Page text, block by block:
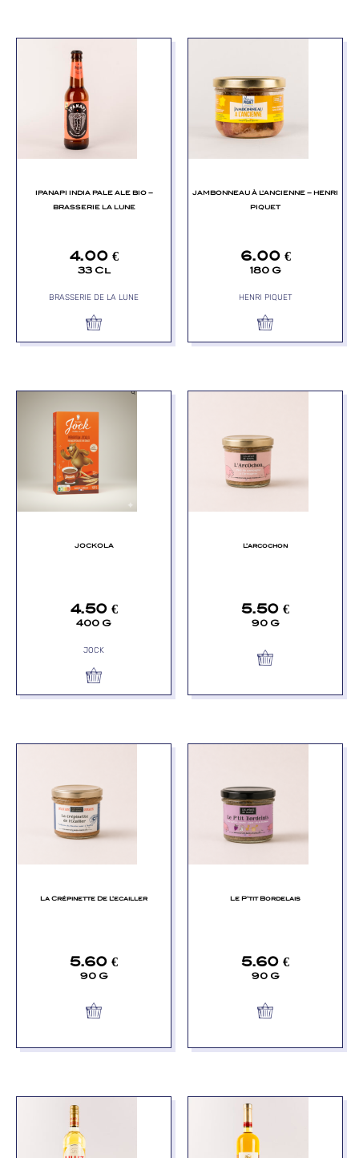
IPANAPI INDIA PALE ALE BIO –
BRASSERIE LA LUNE
4.00 €
33 Cl
BRASSERIE DE LA LUNE
JAMBONNEAU À L’ANCIENNE – HENRI
PIQUET
6.00 €
180 G
HENRI PIQUET
JOCKOLA
4.50 €
400 G
JOCK
L’arcochon
5.50 €
90 G
La Crépinette De L’ecailler
5.60 €
90 G
Le P’tit Bordelais
5.60 €
90 G